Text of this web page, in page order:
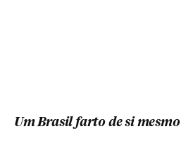
Um Brasil farto de si mesmo